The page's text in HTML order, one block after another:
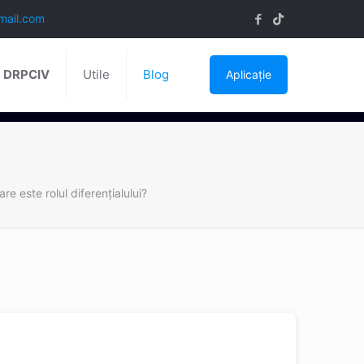
Utile Blog Aplicație
este rolul diferențialului?